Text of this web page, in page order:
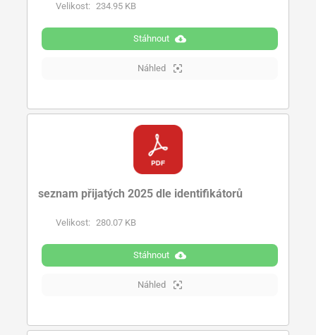
Velikost: 234.95 KB
Stáhnout
Náhled
seznam přijatých 2025 dle identifikátorů
Velikost: 280.07 KB
Stáhnout
Náhled